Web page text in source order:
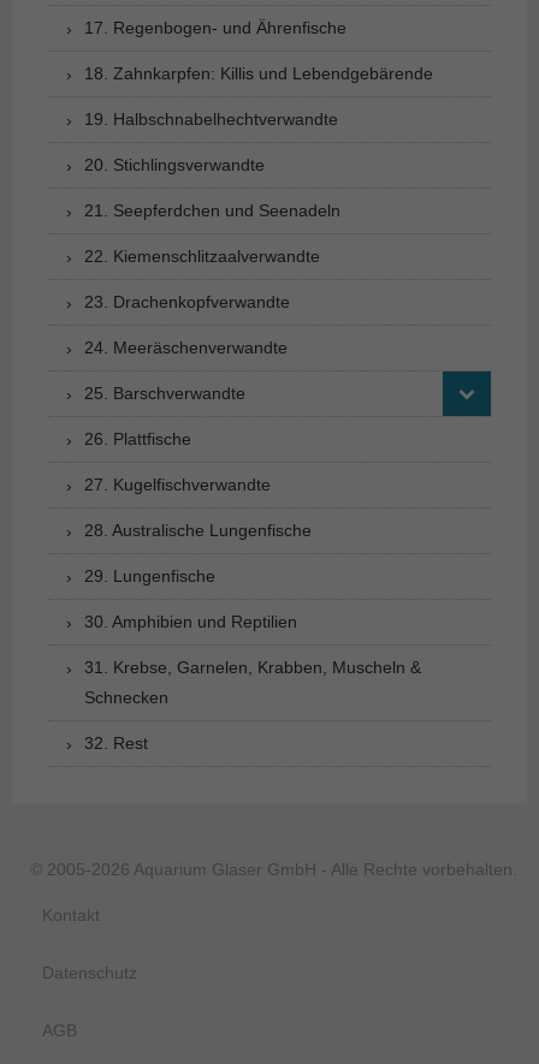
17. Regenbogen- und Ährenfische
18. Zahnkarpfen: Killis und Lebendgebärende
19. Halbschnabelhechtverwandte
20. Stichlingsverwandte
21. Seepferdchen und Seenadeln
22. Kiemenschlitzaalverwandte
23. Drachenkopfverwandte
24. Meeräschenverwandte
25. Barschverwandte
26. Plattfische
27. Kugelfischverwandte
28. Australische Lungenfische
29. Lungenfische
30. Amphibien und Reptilien
31. Krebse, Garnelen, Krabben, Muscheln &
Schnecken
32. Rest
© 2005-2026 Aquarium Glaser GmbH - Alle Rechte vorbehalten.
Kontakt
Datenschutz
AGB